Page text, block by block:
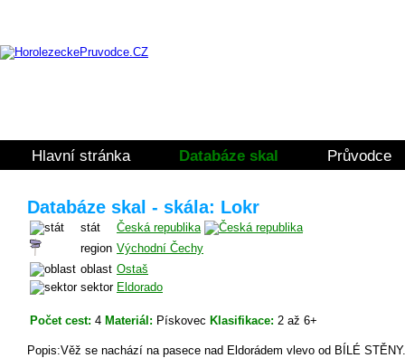
Hlavní stránka Databáze skal Průvodce
Databáze skal - skála: Lokr
stát
Česká republika
region Východní Čechy
oblast Ostaš
sektor Eldorado
Počet cest: 4 Materiál: Pískovec Klasifikace: 2 až 6+
Popis:Věž se nachází na pasece nad Eldorádem vlevo od BÍLÉ STĚNY.